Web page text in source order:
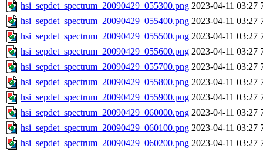
hsi_sepdet_spectrum_20090429_055300.png 2023-04-11 03:27
hsi_sepdet_spectrum_20090429_055400.png 2023-04-11 03:27
hsi_sepdet_spectrum_20090429_055500.png 2023-04-11 03:27
hsi_sepdet_spectrum_20090429_055600.png 2023-04-11 03:27
hsi_sepdet_spectrum_20090429_055700.png 2023-04-11 03:27
hsi_sepdet_spectrum_20090429_055800.png 2023-04-11 03:27
hsi_sepdet_spectrum_20090429_055900.png 2023-04-11 03:27
hsi_sepdet_spectrum_20090429_060000.png 2023-04-11 03:27
hsi_sepdet_spectrum_20090429_060100.png 2023-04-11 03:27
hsi_sepdet_spectrum_20090429_060200.png 2023-04-11 03:27